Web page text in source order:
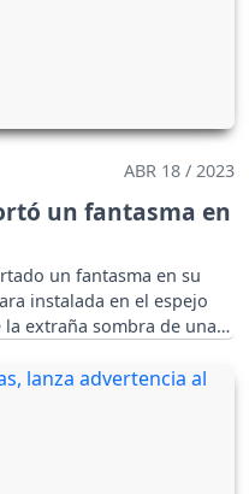
ABR 18 / 2023
un fantasma en
un fantasma en su
instalada en el espejo
extraña sombra de una